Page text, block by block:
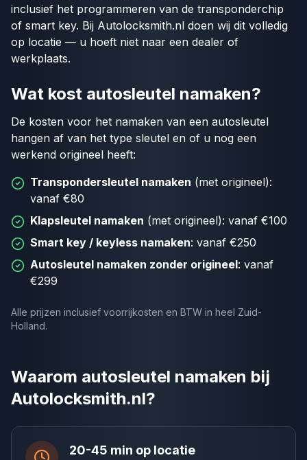
inclusief het programmeren van de transponderchip
of smart key. Bij Autolocksmith.nl doen wij dit volledig
op locatie — u hoeft niet naar een dealer of
werkplaats.
Wat kost autosleutel namaken?
De kosten voor het namaken van een autosleutel
hangen af van het type sleutel en of u nog een
werkend origineel heeft:
Transpondersleutel namaken (met origineel):
vanaf €80
Klapsleutel namaken (met origineel): vanaf €100
Smart key / keyless namaken: vanaf €250
Autosleutel namaken zonder origineel: vanaf
€299
Alle prijzen inclusief voorrijkosten en BTW in heel Zuid-
Holland.
Waarom autosleutel namaken bij
Autolocksmith.nl?
20-45 min op locatie